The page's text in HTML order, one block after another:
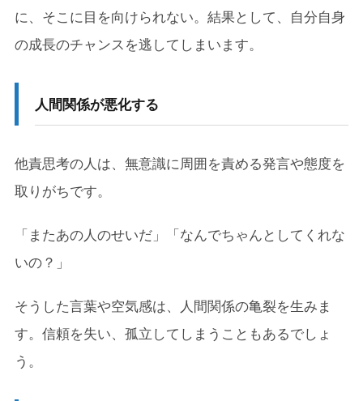
に、そこに目を向けられない。結果として、自分自身
の成長のチャンスを逃してしまいます。
人間関係が悪化する
他責思考の人は、無意識に周囲を責める発言や態度を
取りがちです。
「またあの人のせいだ」「なんでちゃんとしてくれな
いの？」
そうした言葉や空気感は、人間関係の亀裂を生みま
す。信頼を失い、孤立してしまうこともあるでしょ
う。